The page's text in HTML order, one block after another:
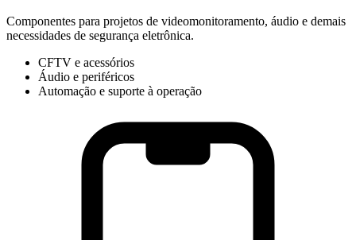
Componentes para projetos de videomonitoramento, áudio e demais
necessidades de segurança eletrônica.
CFTV e acessórios
Áudio e periféricos
Automação e suporte à operação